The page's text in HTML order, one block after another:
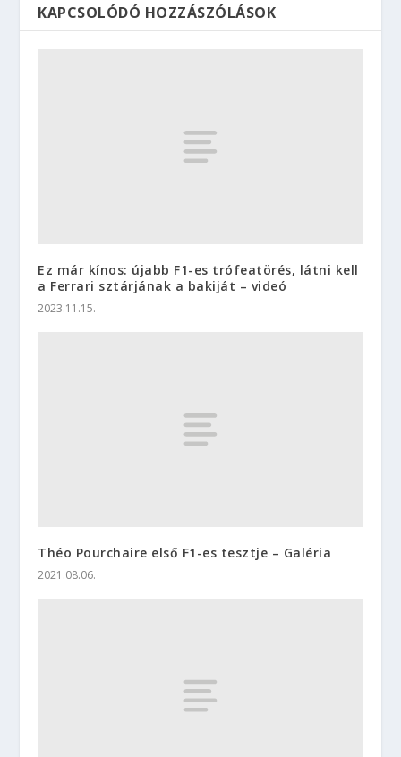
KAPCSOLÓDÓ HOZZÁSZÓLÁSOK
Ez már kínos: újabb F1-es trófeatörés, látni kell
a Ferrari sztárjának a bakiját – videó
2023.11.15.
Théo Pourchaire első F1-es tesztje – Galéria
2021.08.06.